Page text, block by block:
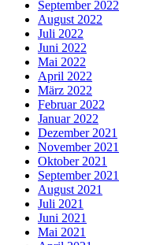
September 2022
August 2022
Juli 2022
Juni 2022
Mai 2022
April 2022
März 2022
Februar 2022
Januar 2022
Dezember 2021
November 2021
Oktober 2021
September 2021
August 2021
Juli 2021
Juni 2021
Mai 2021